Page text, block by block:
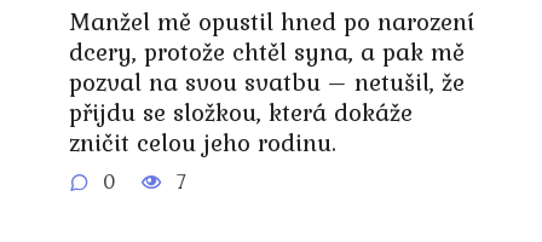
Manžel mě opustil hned po narození
dcery, protože chtěl syna, a pak mě
pozval na svou svatbu – netušil, že
přijdu se složkou, která dokáže
zničit celou jeho rodinu.
0 7